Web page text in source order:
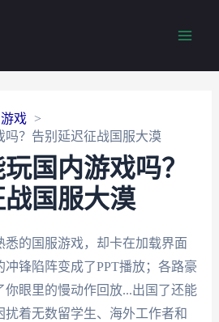
戏
吗？告别延迟征战国服大漠
国内游戏吗？
国服大漠
悉的国服游戏，却卡在加载界面
锋陷阵变成了PPT播放；各路豪
你眼里的慢动作回放...出国了还能
着无数留学生、海外工作者和